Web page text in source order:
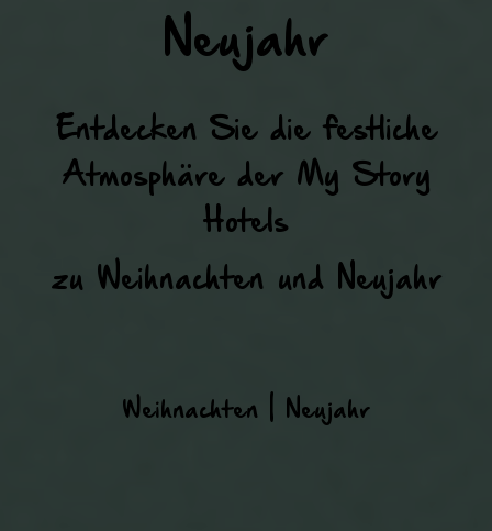
Neujahr
Entdecken Sie die festliche
Atmosphäre der My Story
Hotels
zu Weihnachten und Neujahr
Weihnachten | Neujahr